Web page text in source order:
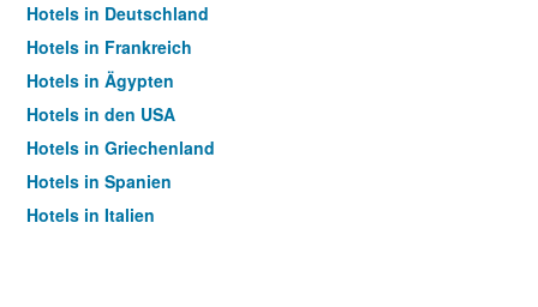
Hotels in Deutschland
Hotels in Frankreich
Hotels in Ägypten
Hotels in den USA
Hotels in Griechenland
Hotels in Spanien
Hotels in Italien